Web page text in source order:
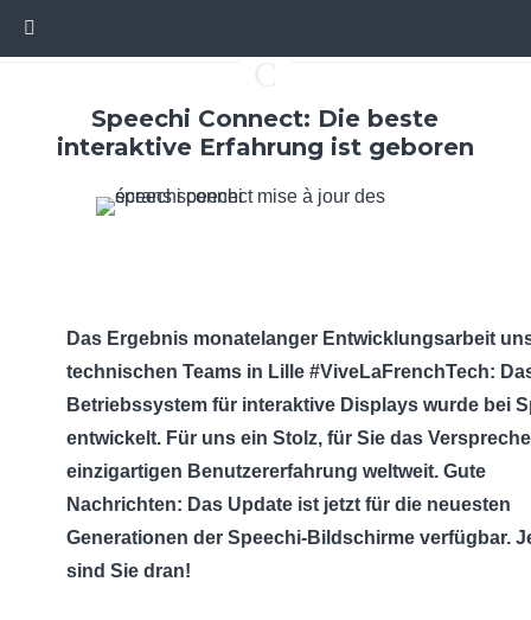
Speechi Connect: Die beste
interaktive Erfahrung ist geboren
Das Ergebnis monatelanger Entwicklungsarbeit
technischen Teams in Lille #ViveLaFrenchTech:
Betriebssystem für interaktive Displays wurde bei
entwickelt. Für uns ein Stolz, für Sie das
einzigartigen Benutzererfahrung weltweit. Gute
Nachrichten: Das Update ist jetzt für die neuesten
Generationen der Speechi-Bildschirme verfügbar.
sind Sie dran!